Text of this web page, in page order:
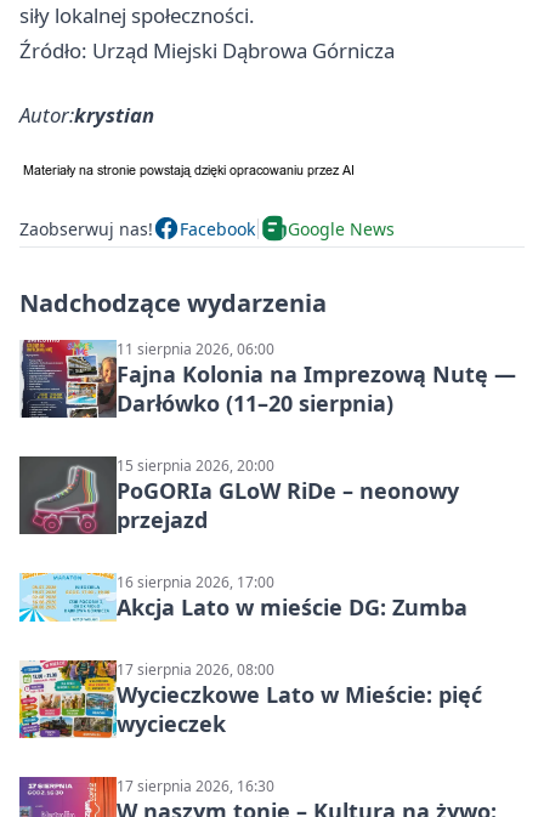
siły lokalnej społeczności.
Źródło: Urząd Miejski Dąbrowa Górnicza
Autor:krystian
Zaobserwuj nas! Facebook Google News
Nadchodzące wydarzenia
11 sierpnia 2026, 06:00
Fajna Kolonia na Imprezową Nutę —
Darłówko (11–20 sierpnia)
15 sierpnia 2026, 20:00
PoGORIa GLoW RiDe – neonowy
przejazd
16 sierpnia 2026, 17:00
Akcja Lato w mieście DG: Zumba
17 sierpnia 2026, 08:00
Wycieczkowe Lato w Mieście: pięć
wycieczek
17 sierpnia 2026, 16:30